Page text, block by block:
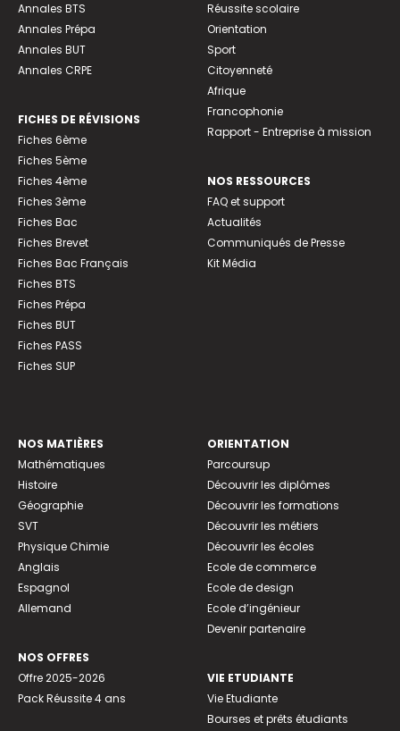
Annales BTS
Annales Prépa
Annales BUT
Annales CRPE
FICHES DE RÉVISIONS
Fiches 6ème
Fiches 5ème
Fiches 4ème
Fiches 3ème
Fiches Bac
Fiches Brevet
Fiches Bac Français
Fiches BTS
Fiches Prépa
Fiches BUT
Fiches PASS
Fiches SUP
Réussite scolaire
Orientation
Sport
Citoyenneté
Afrique
Francophonie
Rapport - Entreprise à mission
NOS RESSOURCES
FAQ et support
Actualités
Communiqués de Presse
Kit Média
NOS MATIÈRES
Mathématiques
Histoire
Géographie
SVT
Physique Chimie
Anglais
Espagnol
Allemand
NOS OFFRES
Offre 2025-2026
Pack Réussite 4 ans
ORIENTATION
Parcoursup
Découvrir les diplômes
Découvrir les formations
Découvrir les métiers
Découvrir les écoles
Ecole de commerce
Ecole de design
Ecole d’ingénieur
Devenir partenaire
VIE ETUDIANTE
Vie Etudiante
Bourses et prêts étudiants